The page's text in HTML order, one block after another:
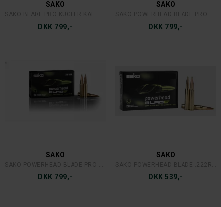
SAKO
DKK 799,-
SAKO
DKK 799,-
SAKO
DKK 799,-
SAKO
DKK 539,-